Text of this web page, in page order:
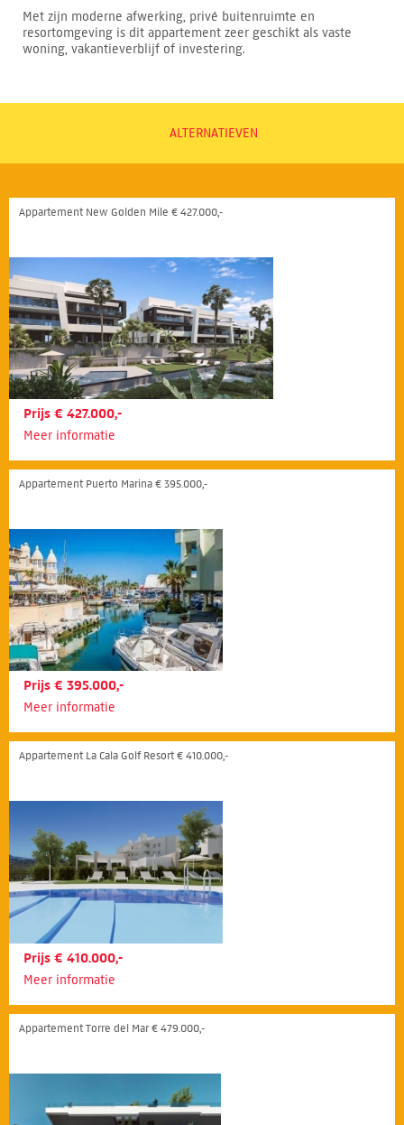
Met zijn moderne afwerking, privé buitenruimte en
resortomgeving is dit appartement zeer geschikt als vaste
woning, vakantieverblijf of investering.
ALTERNATIEVEN
Appartement New Golden Mile € 427.000,-
Prijs € 427.000,-
Meer informatie
Appartement Puerto Marina € 395.000,-
Prijs € 395.000,-
Meer informatie
Appartement La Cala Golf Resort € 410.000,-
Prijs € 410.000,-
Meer informatie
Appartement Torre del Mar € 479.000,-